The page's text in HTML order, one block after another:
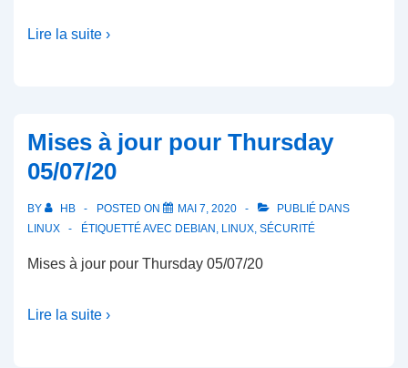
Lire la suite ›
Mises à jour pour Thursday
05/07/20
BY HB POSTED ON MAI 7, 2020
PUBLIÉ DANS
LINUX
ÉTIQUETTÉ AVEC DEBIAN , LINUX, SÉCURITÉ
Mises à jour pour Thursday 05/07/20
Lire la suite ›